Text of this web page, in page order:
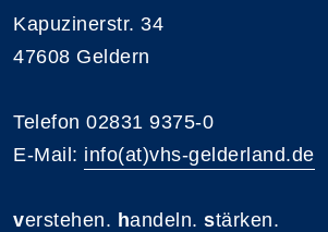
Kapuzinerstr. 34
47608 Geldern
Telefon 02831 9375-0
E-Mail: info(at)vhs-gelderland.de
verstehen. handeln. stärken.